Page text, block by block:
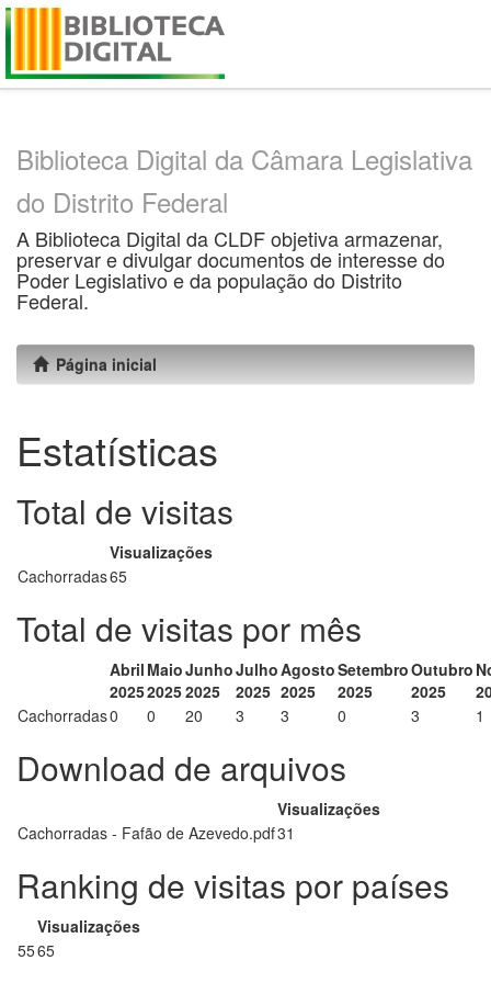
Skip
Biblioteca Digital da Câmara Legislativa
do Distrito Federal
A Biblioteca Digital da CLDF objetiva armazenar,
preservar e divulgar documentos de interesse do
Poder Legislativo e da população do Distrito
Federal.
Página inicial
Estatísticas
Total de visitas
Visualizações
Cachorradas65
Total de visitas por mês
Abril
2025
Maio
2025
Junho
2025
Julho
2025
Agosto
2025
Setembro
2025
Outubro
2025
Cachorradas0 0 20 3 3 0 3 1
Download de arquivos
Visualizações
Cachorradas - Fafão de Azevedo.pdf31
Ranking de visitas por países
Visualizações
5565